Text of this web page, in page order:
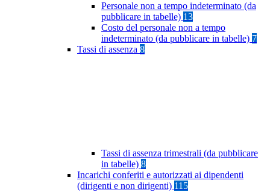
Personale non a tempo indeterminato (da
pubblicare in tabelle) 13
Costo del personale non a tempo
indeterminato (da pubblicare in tabelle) 7
Tassi di assenza 8
Tassi di assenza trimestrali (da pubblicare
in tabelle) 8
Incarichi conferiti e autorizzati ai dipendenti
(dirigenti e non dirigenti) 115